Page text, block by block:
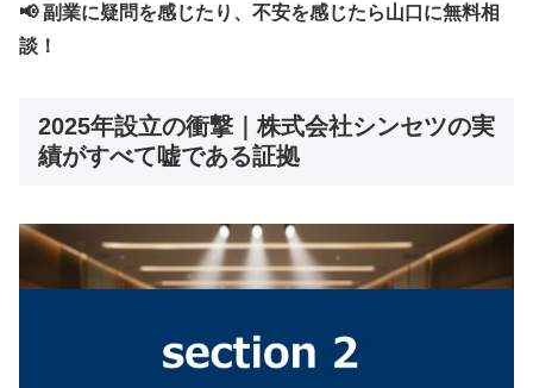
📢 副業に疑問を感じたり、不安を感じたら山口に無料相
談！
2025年設立の衝撃｜株式会社シンセツの実
績がすべて嘘である証拠